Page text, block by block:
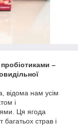
–
відома нам усім
і
Ця ягода
багатьох страв і